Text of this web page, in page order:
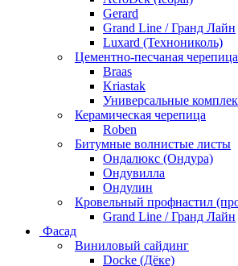
Gerard
Grand Line / Гранд Лайн
Luxard (Технониколь)
Цементно-песчаная черепица
Braas
Kriastak
Универсальные
Керамическая черепица
Roben
Битумные волнистые листы
Ондалюкс (Ондура)
Ондувилла
Ондулин
Кровельный профнастил
Grand Line / Гранд Лайн
Фасад
Виниловый сайдинг
Docke (Дёке)